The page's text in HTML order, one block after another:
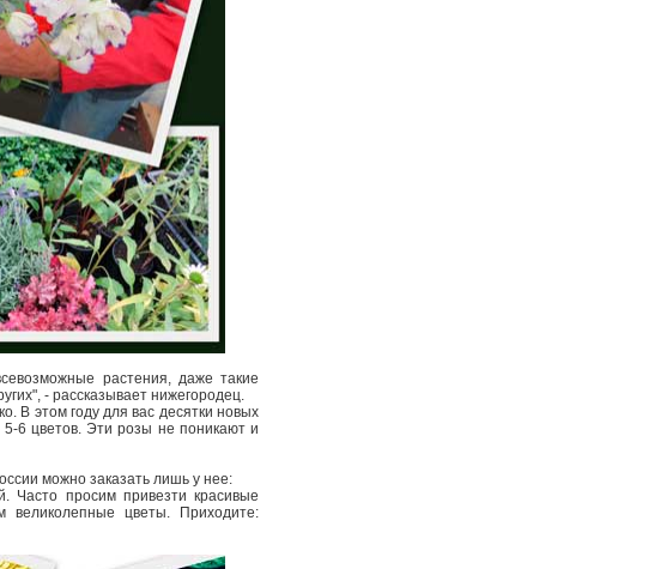
растения, даже такие
- рассказывает нижегородец.
В этом году для вас десятки новых
6 цветов. Эти розы не поникают и
можно заказать лишь у нее:
Часто просим привезти красивые
цветы. Приходите: